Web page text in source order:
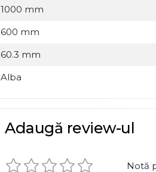
1000 mm
600 mm
60.3 mm
Alba
Adaugă review-ul
Notă